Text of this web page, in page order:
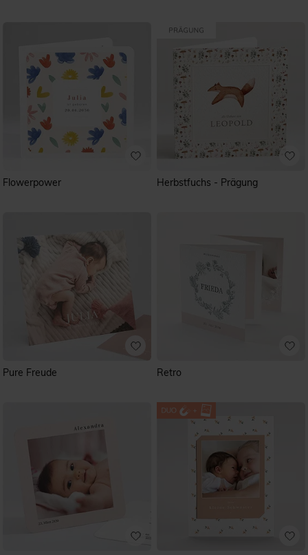
Flowerpower Herbstfuchs - Prägung
Pure Freude Retro